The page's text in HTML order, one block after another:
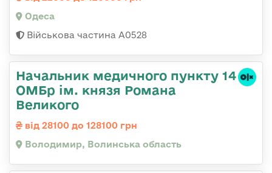
Одеса
Військова частина А0528
Начальник медичного пункту 14
ОМБр ім. князя Романа
Великого
від 28100 до 128100 грн
Володимир, Волинська область